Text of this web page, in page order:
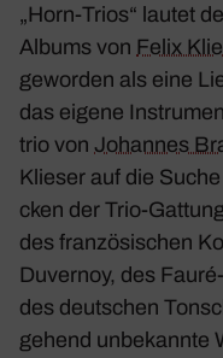
„Horn-Trios“ lautet
Albums von Felix
geworden als eine
das eigene
trio von Johannes
Klieser auf die
cken der Trio-
des fran­zö­si­schen
Duvernoy, des
des deut­schen
ge­hend unbe­kannte